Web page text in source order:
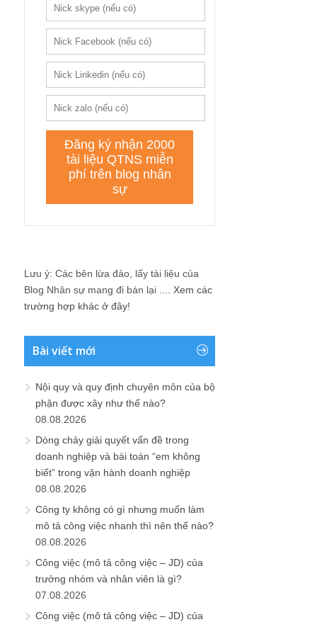
Lưu ý: Các bên lừa đảo, lấy tài liệu của
Blog Nhân sự mang đi bán lại .... Xem các
trường hợp khác ở đây!
Bài viết mới
Nội quy và quy định chuyên môn của bộ
phận được xây như thế nào?
08.08.2026
Dòng chảy giải quyết vấn đề trong
doanh nghiệp và bài toán “em không
biết” trong vận hành doanh nghiệp
08.08.2026
Công ty không có gì nhưng muốn làm
mô tả công việc nhanh thì nên thế nào?
08.08.2026
Công việc (mô tả công việc – JD) của
trưởng nhóm và nhân viên là gì?
07.08.2026
Công việc (mô tả công việc – JD) của